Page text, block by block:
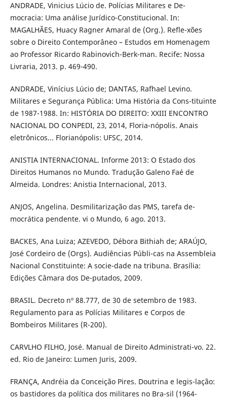
ANDRADE, Vinicius Lúcio de. Polícias Militares e De-
mocracia: Uma análise Jurídico-Constitucional. In:
MAGALHÃES, Huacy Ragner Amaral de (Org.). Refle-xões
sobre o Direito Contemporâneo – Estudos em Homenagem
ao Professor Ricardo Rabinovich-Berk-man. Recife: Nossa
Livraria, 2013. p. 469-490.
ANDRADE, Vinícius Lúcio de; DANTAS, Rafhael Levino.
Militares e Segurança Pública: Uma História da Cons-tituinte
de 1987-1988. In: HISTÓRIA DO DIREITO: XXIII ENCONTRO
NACIONAL DO CONPEDI, 23, 2014, Floria-nópolis. Anais
eletrônicos... Florianópolis: UFSC, 2014.
ANISTIA INTERNACIONAL. Informe 2013: O Estado dos
Direitos Humanos no Mundo. Tradução Galeno Faé de
Almeida. Londres: Anistia Internacional, 2013.
ANJOS, Angelina. Desmilitarização das PMS, tarefa de-
mocrática pendente. vi o Mundo, 6 ago. 2013.
BACKES, Ana Luiza; AZEVEDO, Débora Bithiah de; ARAÚJO,
José Cordeiro de (Orgs). Audiências Públi-cas na Assembleia
Nacional Constituinte: A socie-dade na tribuna. Brasília:
Edições Câmara dos De-putados, 2009.
BRASIL. Decreto nº 88.777, de 30 de setembro de 1983.
Regulamento para as Polícias Militares e Corpos de
Bombeiros Militares (R-200).
CARVLHO FILHO, José. Manual de Direito Administrati-vo. 22.
ed. Rio de Janeiro: Lumen Juris, 2009.
FRANÇA, Andréia da Conceição Pires. Doutrina e legis-lação:
os bastidores da política dos militares no Bra-sil (1964-